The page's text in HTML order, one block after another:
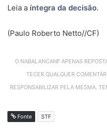
Leia a íntegra da decisão.
(Paulo Roberto Netto//CF)
O NABALANCANF APENAS
TECER QUALQUER
RESPONSABILIZAR PELA MESMA.
Fonte STF